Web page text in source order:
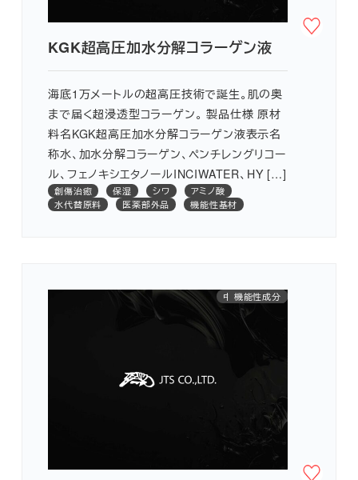
KGK超高圧加水分解コラーゲン液
海底1万メートルの超高圧技術で誕生。肌の奥
まで届く超浸透型コラーゲン。 製品仕様 原材
料名KGK超高圧加水分解コラーゲン液表示名
称水、加水分解コラーゲン、ペンチレングリコー
ル、フェノキシエタノールINCIWATER、HY […]
創傷治癒 保湿 シワ
アミノ酸
水代替原料
医薬部外品 機能性基材
アミノ酸
医薬部外品
中国INCI対応
機能性成分